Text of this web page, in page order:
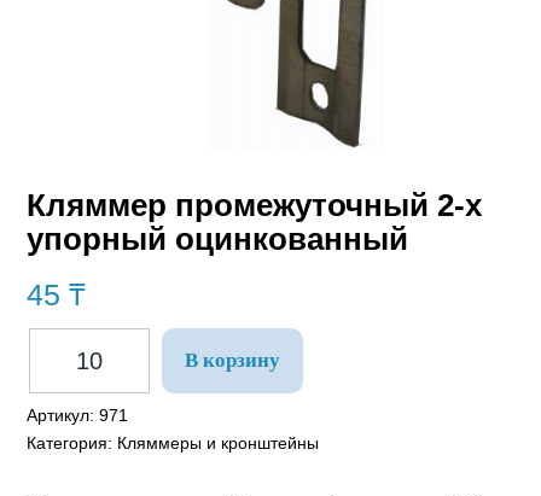
Кляммер промежуточный 2-х
упорный оцинкованный
45₸
В корзину
Артикул:971
Категория: Кляммеры и кронштейны